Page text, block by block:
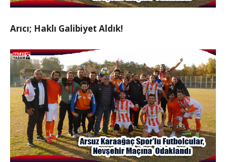
Arıcı; Haklı Galibiyet Aldık!